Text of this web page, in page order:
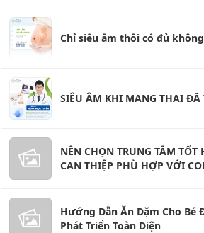
Chỉ siêu âm thôi có đủ không
SIÊU ÂM KHI MANG THAI ĐÃ
NÊN CHỌN TRUNG TÂM TỐT
CAN THIỆP PHÙ HỢP VỚI
Hướng Dẫn Ăn Dặm Cho Bé
Phát Triển Toàn Diện